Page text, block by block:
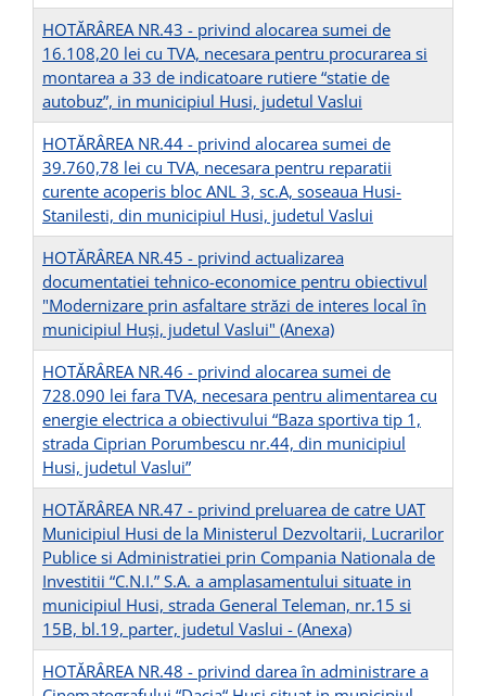
HOTĂRÂREA NR.43 - privind alocarea sumei de
16.108,20 lei cu TVA, necesara pentru procurarea si
montarea a 33 de indicatoare rutiere “statie de
autobuz”, in municipiul Husi, judetul Vaslui
HOTĂRÂREA NR.44 - privind alocarea sumei de
39.760,78 lei cu TVA, necesara pentru reparatii
curente acoperis bloc ANL 3, sc.A, soseaua Husi-
Stanilesti, din municipiul Husi, judetul Vaslui
HOTĂRÂREA NR.45 - privind actualizarea
documentatiei tehnico-economice pentru obiectivul
"Modernizare prin asfaltare străzi de interes local în
municipiul Huşi, judetul Vaslui" (Anexa)
HOTĂRÂREA NR.46 - privind alocarea sumei de
728.090 lei fara TVA, necesara pentru alimentarea cu
energie electrica a obiectivului “Baza sportiva tip 1,
strada Ciprian Porumbescu nr.44, din municipiul
Husi, judetul Vaslui”
HOTĂRÂREA NR.47 - privind preluarea de catre UAT
Municipiul Husi de la Ministerul Dezvoltarii, Lucrarilor
Publice si Administratiei prin Compania Nationala de
Investitii “C.N.I.” S.A. a amplasamentului situate in
municipiul Husi, strada General Teleman, nr.15 si
15B, bl.19, parter, judetul Vaslui - (Anexa)
HOTĂRÂREA NR.48 - privind darea în administrare a